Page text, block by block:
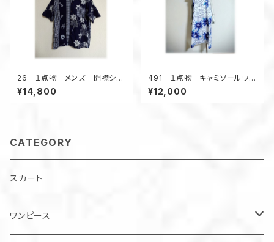
26 １点物 メンズ 開襟シャ
ツ アロハシャツ 大きいサイ
ズ 2種類の浴衣 格子柄 紅
¥14,800
491 １点物 キャミソールワン
ピース ジャンパースカート
リゾート 夏祭り デッドストッ
¥12,000
CATEGORY
スカート
ワンピース